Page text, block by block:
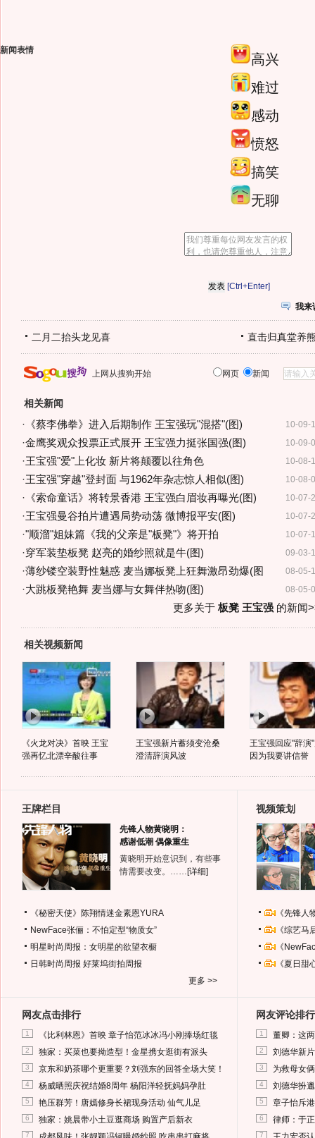
新闻表情
高兴
难过
感动
愤怒
搞笑
无聊
[Ctrl+Enter]
我来
二月二抬头龙见喜 直击归真堂养
上网从搜狗开始 网页 新闻
相关新闻
10-09-
· 《蔡李佛拳》进入后期制作 王宝强玩"混搭"(图)
10-09-
·金鹰奖观众投票正式展开 王宝强力挺张国强(图)
10-08-
·王宝强"爱"上化妆 新片将颠覆以往角色
10-08-
·王宝强"穿越"登封面 与1962年杂志惊人相似(图)
10-07-
· 《索命童话》将转景香港 王宝强白眉妆再曝光(图)
10-07-
·王宝强曼谷拍片遭遇局势动荡 微博报平安(图)
10-07-
·"顺溜"姐妹篇《我的父亲是"板凳"》将开拍
09-03-
·穿军装垫板凳 赵亮的婚纱照就是牛(图)
08-05-
·薄纱镂空装野性魅惑 麦当娜板凳上狂舞激昂劲爆(图
08-05-
·大跳板凳艳舞 麦当娜与女舞伴热吻(图)
更多关于 板凳 王宝强的新闻
相关视频新闻
《火龙对决》首映 王宝
强再忆北漂辛酸往事
王宝强新片蓄须变沧桑
澄清辞演风波
王宝强回应"辞演
因为我要讲信誉
王牌栏目
先锋人物黄晓明：
感谢低潮 偶像重生
黄晓明开始意识到，有些事
情需要改变。…… [详细]
《秘密天使》陈翔情迷金素恩YURA
NewFace张俪：不怕定型“物质女”
明星时尚周报：女明星的欲望衣橱
日韩时尚周报 好莱坞街拍周报
更多 >>
视频策划
《先锋
《综艺
《
《夏日
网友点击排行
1 《比利林恩》首映 章子怡范冰冰冯小刚捧场红毯
2 独家：买菜也要拗造型！金星携女逛街有派头
3 京东和奶茶哪个更重要？刘强东的回答全场大笑！
4 杨威晒照庆祝结婚8周年 杨阳洋轻抚妈妈孕肚
5 艳压群芳！唐嫣修身长裙现身活动 仙气儿足
6 独家：姚晨带小土豆逛商场 购置产后新衣
7
网友评论排行
1 董卿：这
2 刘德华新
3 为救母女
4 刘德华扮
5 章子怡斥
6 律师：于
7